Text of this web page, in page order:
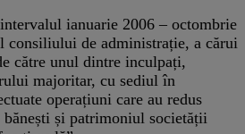
ianuarie 2006 – octombrie
consiliului de administrație, a cărui
către unul dintre inculpați,
majoritar, cu sediul în
operațiuni care au redus
și patrimoniul societății